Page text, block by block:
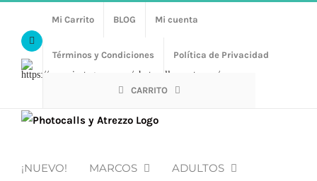
contenidoFacebook
Https://www.instagram.com/photocalls_y_atrezzo/
Mi Carrito BLOG Mi cuenta
Términos y Condiciones Política de Privacidad
CARRITO
¡NUEVO! MARCOS ADULTOS